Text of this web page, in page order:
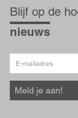
op
de
hoogte
Blijf op de
nieuws
mailadres
Meld je aan!